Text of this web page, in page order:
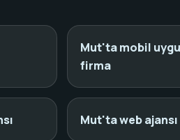
Mut'ta mobil
firma
Mut'ta web ajansı